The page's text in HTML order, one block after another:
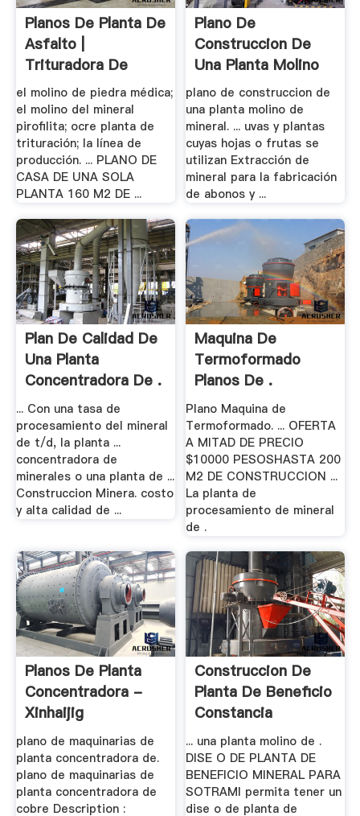
Planos De Planta De
Asfalto |
Trituradora De
Molinos
el molino de piedra médica;
el molino del mineral
pirofilita; ocre planta de
trituración; la línea de
producción. ... PLANO DE
CASA DE UNA SOLA
PLANTA 160 M2 DE ...
Plano De
Construccion De
Una Planta Molino
De .
plano de construccion de
una planta molino de
mineral. ... uvas y plantas
cuyas hojas o frutas se
utilizan Extracción de
mineral para la fabricación
de abonos y ...
Plan De Calidad De
Una Planta
Concentradora De .
... Con una tasa de
procesamiento del mineral
de t/d, la planta ...
concentradora de
minerales o una planta de ...
Construccion Minera. costo
y alta calidad de ...
Maquina De
Termoformado
Planos De .
Plano Maquina de
Termoformado. ... OFERTA
A MITAD DE PRECIO
$10000 PESOSHASTA 200
M2 DE CONSTRUCCION ...
La planta de
procesamiento de mineral
de .
Planos De Planta
Concentradora -
Xinhaijig
plano de maquinarias de
planta concentradora de.
plano de maquinarias de
planta concentradora de
cobre Description :
Construccion De
Planta De Beneficio
Constancia
... una planta molino de .
DISE O DE PLANTA DE
BENEFICIO MINERAL PARA
SOTRAMI permita tener un
dise o de planta de